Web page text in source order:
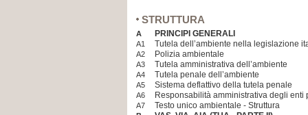
STRUTTURA
A PRINCIPI GENERALI
A1 Tutela dell’ambiente nella legislazione
A2 Polizia ambientale
A3 Tutela amministrativa dell’ambiente
A4 Tutela penale dell’ambiente
A5 Sistema deflattivo della tutela penale
A6 Responsabilità amministrativa degli enti
A7 Testo unico ambientale - Struttura